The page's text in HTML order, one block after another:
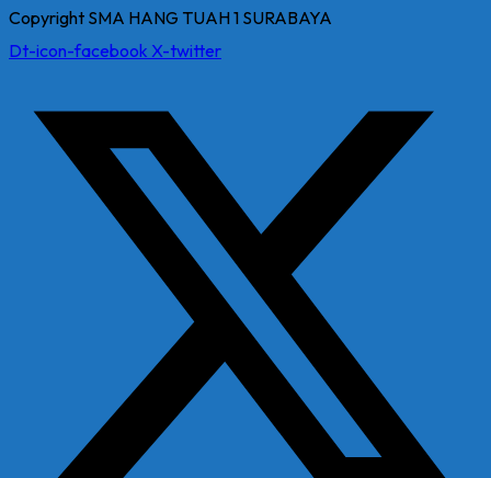
Copyright SMA HANG TUAH 1 SURABAYA
Dt-icon-facebook X-twitter